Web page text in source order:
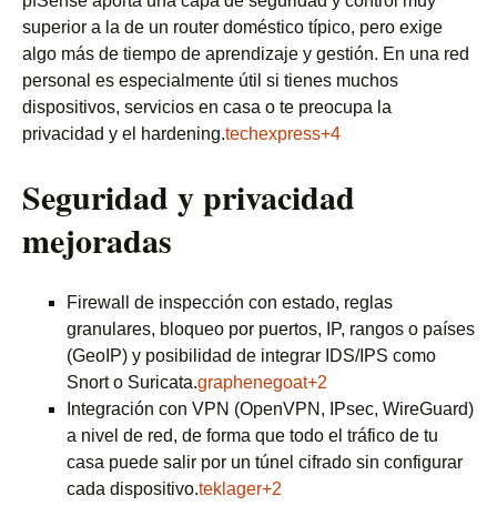
superior a la de un router doméstico típico, pero exige
algo más de tiempo de aprendizaje y gestión. En una red
personal es especialmente útil si tienes muchos
dispositivos, servicios en casa o te preocupa la
privacidad y el hardening.techexpress+4
Seguridad y privacidad
mejoradas
Firewall de inspección con estado, reglas
granulares, bloqueo por puertos, IP, rangos o países
(GeoIP) y posibilidad de integrar IDS/IPS como
Snort o Suricata.graphenegoat+2
Integración con VPN (OpenVPN, IPsec, WireGuard)
a nivel de red, de forma que todo el tráfico de tu
casa puede salir por un túnel cifrado sin configurar
cada dispositivo.teklager+2